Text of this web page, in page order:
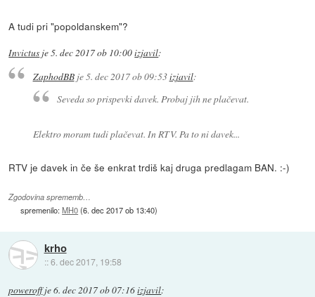
A tudi pri "popoldanskem"?
Invictus je5. dec 2017 ob 10:00izjavil:
ZaphodBBje5. dec 2017 ob 09:53izjavil:
Seveda so prispevki davek. Probaj jih ne plačevat.
Elektro moram tudi plačevat. In RTV. Pa to ni davek...
RTV je davek in če še enkrat trdiš kaj druga predlagam BAN. :-)
Zgodovina sprememb…
spremenilo:MH0(6. dec 2017 ob 13:40)
krho
::6. dec 2017, 19:58
poweroffje6. dec 2017 ob 07:16izjavil: